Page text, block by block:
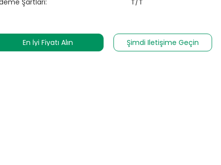
Şartları:
T/T
En İyi Fiyatı Alın Şimdi Iletişime Geçin